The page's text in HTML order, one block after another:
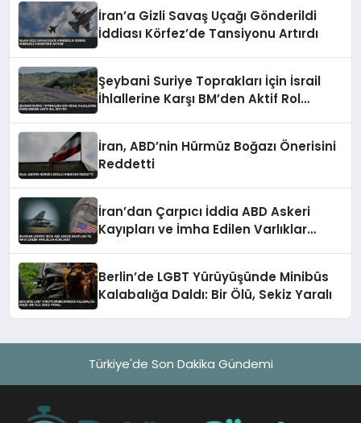
İran’a Gizli Savaş Uçağı Gönderildi
İddiası Körfez’de Tansiyonu Artırdı
Şeybani Suriye Toprakları İçin İsrail
İhlallerine Karşı BM’den Aktif Rol
İran, ABD’nin Hürmüz Boğazı Önerisini
Reddetti
İran’dan Çarpıcı İddia ABD Askeri
Kayıpları ve İmha Edilen Varlıklar
Berlin’de LGBT Yürüyüşünde Minibüs
Kalabalığa Daldı: Bir Ölü, Sekiz Yaralı
Türkiye'de Son Dakika Gündemi